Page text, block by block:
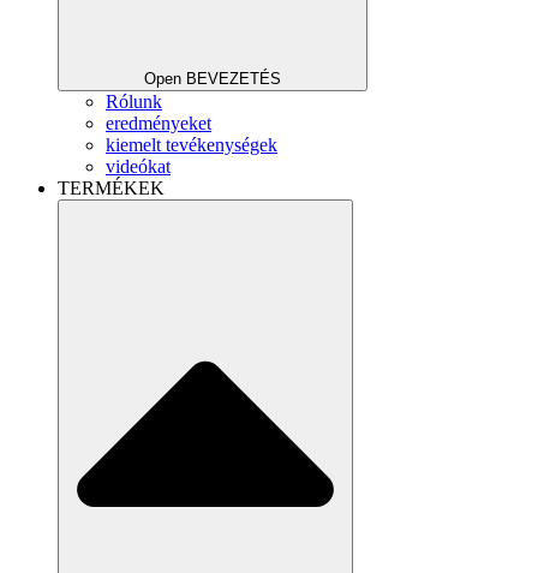
Open BEVEZETÉS
Rólunk
eredményeket
kiemelt tevékenységek
videókat
TERMÉKEK